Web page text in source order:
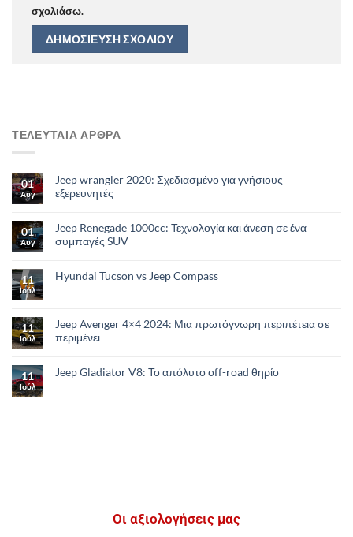
σχολιάσω.
ΤΕΛΕΥΤΑΙΑ ΑΡΘΡΑ
01
Αυγ
Jeep wrangler 2020: Σχεδιασμένο για γνήσιους
εξερευνητές
01
Αυγ
Jeep Renegade 1000cc: Τεχνολογία και άνεση σε ένα
συμπαγές SUV
11
Ιούλ
Hyundai Tucson vs Jeep Compass
11
Ιούλ
Jeep Avenger 4×4 2024: Μια πρωτόγνωρη περιπέτεια σε
περιμένει
11
Ιούλ
Jeep Gladiator V8: Το απόλυτο οff-road θηρίο
Οι αξιολογήσεις μας